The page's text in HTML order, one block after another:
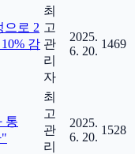
로 2
감
최
고
관
리
자
2025.
6. 20.
1469
통
최
고
관
리
2025.
6. 20.
1528